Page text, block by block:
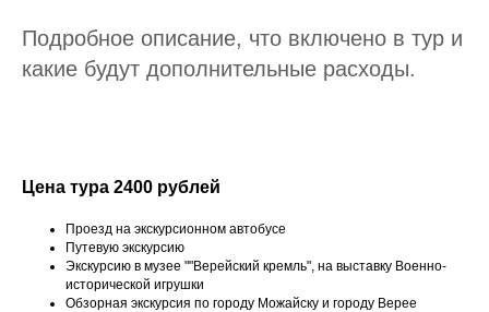
Подробное описание, что включено в тур и
какие будут дополнительные расходы.
Цена тура 2400 рублей
Проезд на экскурсионном автобусе
Путевую экскурсию
Экскурсию в музее ""Верейский кремль", на выставку Военно-
исторической игрушки
Обзорная экскурсия по городу Можайску и городу Верее